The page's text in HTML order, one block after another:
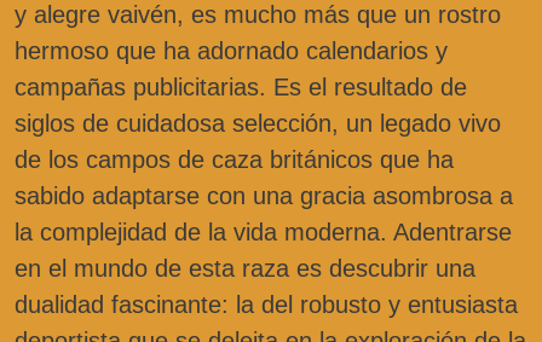
y alegre vaivén, es mucho más que un rostro
hermoso que ha adornado calendarios y
campañas publicitarias. Es el resultado de
siglos de cuidadosa selección, un legado vivo
de los campos de caza británicos que ha
sabido adaptarse con una gracia asombrosa a
la complejidad de la vida moderna. Adentrarse
en el mundo de esta raza es descubrir una
dualidad fascinante: la del robusto y entusiasta